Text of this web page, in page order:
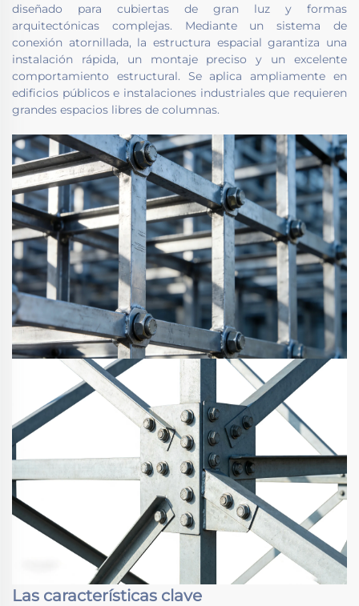
diseñado para cubiertas de gran luz y formas
arquitectónicas complejas. Mediante un sistema de
conexión atornillada, la estructura espacial garantiza una
instalación rápida, un montaje preciso y un excelente
comportamiento estructural. Se aplica ampliamente en
edificios públicos e instalaciones industriales que requieren
grandes espacios libres de columnas.
Las características clave